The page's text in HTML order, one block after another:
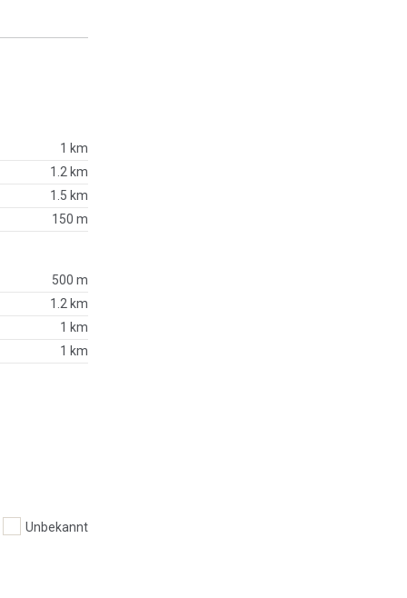
1 km
1.2 km
1.5 km
150 m
500 m
1.2 km
1 km
1 km
Unbekannt